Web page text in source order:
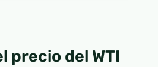
precio del WTI